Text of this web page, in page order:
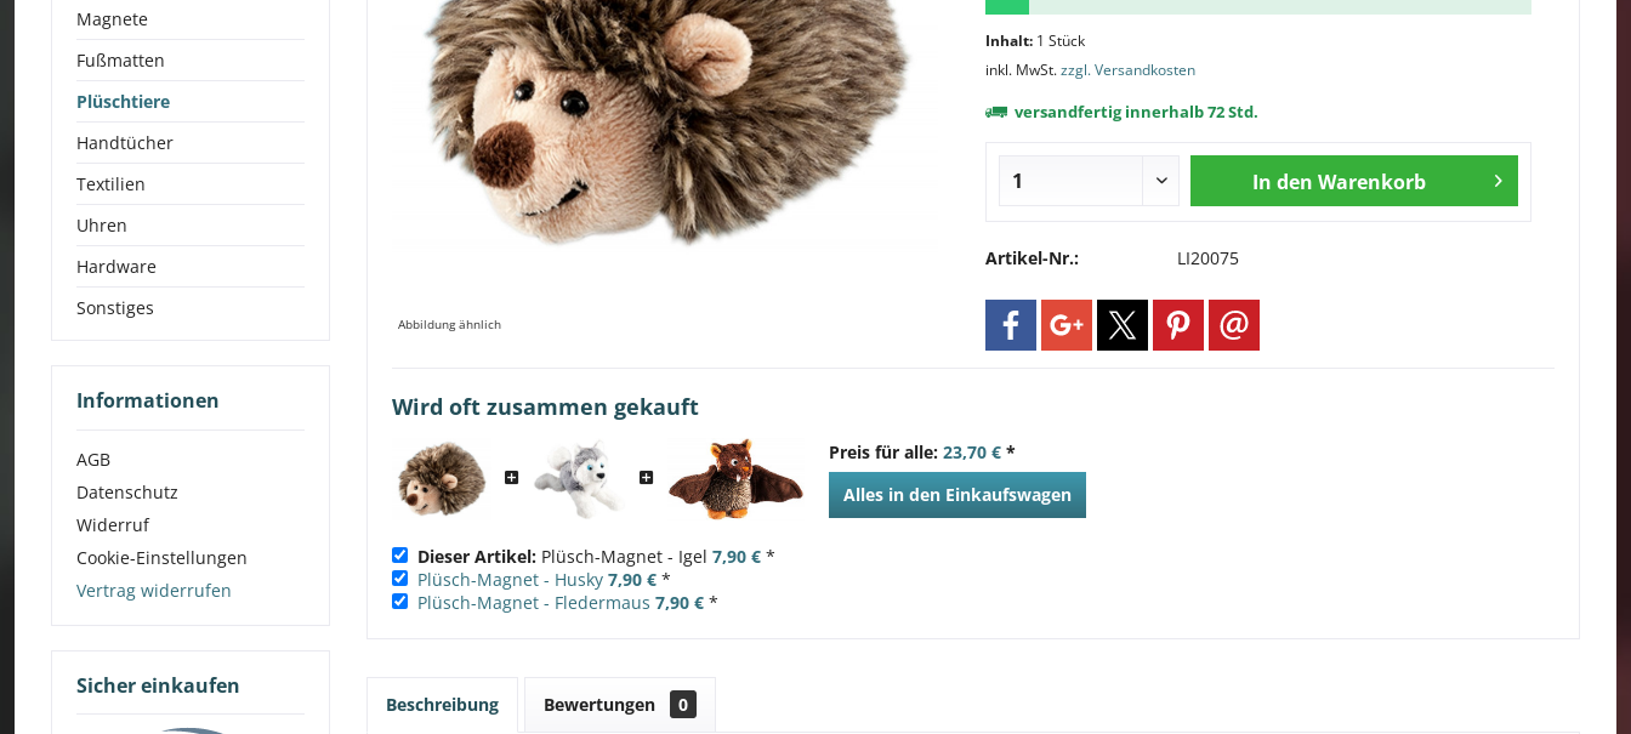
Magnete
Fußmatten
Plüschtiere
Handtücher
Textilien
Uhren
Hardware
Sonstiges
Informationen
AGB
Datenschutz
Widerruf
Cookie-Einstellungen
Vertrag widerrufen
Sicher einkaufen
Abbildung ähnlich
Inhalt: 1 Stück
inkl. MwSt.zzgl. Versandkosten
versandfertig innerhalb 72 Std.
In den Warenkorb
Artikel-Nr.: LI20075
Wird oft zusammen gekauft
Preis für alle: 23,70 €*
Alles in den Einkaufswagen
Dieser Artikel: Plüsch-Magnet - Igel 7,90 € *
Plüsch-Magnet - Husky 7,90 € *
Plüsch-Magnet - Fledermaus 7,90 € *
Beschreibung Bewertungen 0